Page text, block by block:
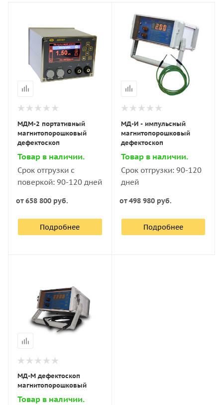
МДМ-2 портативный
магнитопорошковый
дефектоскоп
Товар в наличии.
Срок отгрузки с
поверкой: 90-120 дней
от658 800 руб.
Подробнее
МД-И - импульсный
магнитопорошковый
дефектоскоп
Товар в наличии.
Срок отгрузки: 90-120
дней
от498 980 руб.
Подробнее
МД-М дефектоскоп
магнитопорошковый
Товар в наличии.